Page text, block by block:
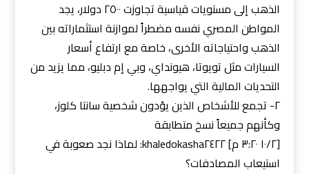
الذهب إلى مستويات قياسية تجاوزت ٢٥٠٠ دولار، يجد
المواطن المصري نفسه مضطراً لموازنة استثماراته بين
الذهب واحتياجاته الأخرى، خاصة مع ارتفاع أسعار
السيارات مثل تويوتا، هيونداي، وبي إم دبليو، مما يزيد من
التحديات المالية التي يواجهها.
٢- تجمع للأشخاص الذين يؤدون شخصية سانتا كلوز،
وكأنهم جميعاً نسخ متطابقة
[٢/‏١٠ ٣:٢٠ م] khaledokasha٢٤٢٢: لماذا نجد صعوبة في
استيعاب المصادفات؟